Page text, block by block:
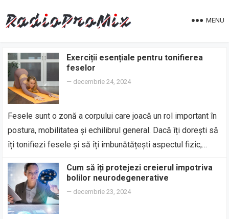
MENU
Exerciții esențiale pentru tonifierea
feselor
— decembrie 24, 2024
Fesele sunt o zonă a corpului care joacă un rol important în
postura, mobilitatea și echilibrul general. Dacă îți dorești să
îți tonifiezi fesele și să îți îmbunătățești aspectul fizic,…
Cum să îți protejezi creierul împotriva
bolilor neurodegenerative
— decembrie 23, 2024